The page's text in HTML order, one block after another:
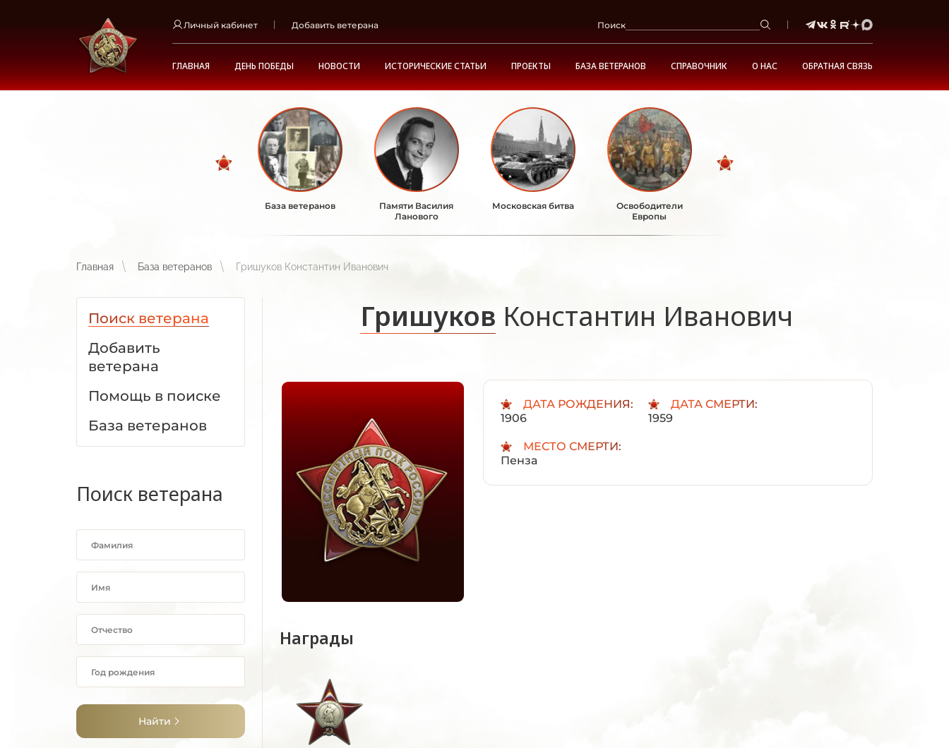
Личный кабинет Добавить ветерана Поиск
ГЛАВНАЯ ДЕНЬ ПОБЕДЫ НОВОСТИ ИСТОРИЧЕСКИЕ СТАТЬИ ПРОЕКТЫ БАЗА ВЕТЕРАНОВ СПРАВОЧНИК О НАС ОБРАТНАЯ СВЯЗЬ
База ветеранов
Памяти Василия
Ланового
Московская битва
Освободители
Европы
Главная База ветеранов Гришуков Константин Иванович
Поиск ветерана
Добавить
ветерана
Помощь в поиске
База ветеранов
Поиск ветерана
Найти
Гришуков Константин Иванович
ДАТА РОЖДЕНИЯ:
1906
ДАТА СМЕРТИ:
1959
МЕСТО СМЕРТИ:
Пенза
Награды